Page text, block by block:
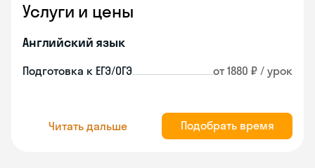
Услуги и цены
Английский язык
Подготовка к ЕГЭ/ОГЭ от 1880 ₽ / урок
Читать дальше Подобрать время